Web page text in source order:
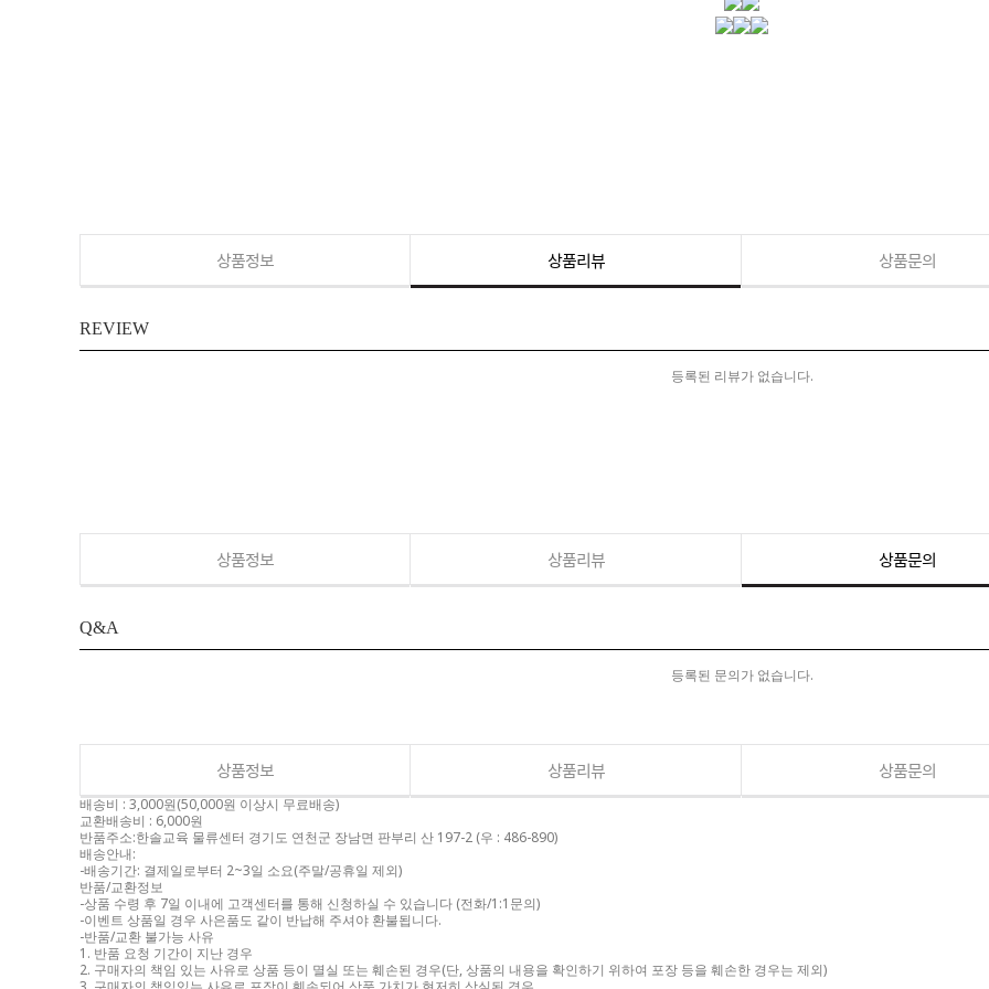
상품정보 상품리뷰 상품문의
REVIEW
등록된 리뷰가 없습니다.
상품정보 상품리뷰 상품문의
Q&A
등록된 문의가 없습니다.
상품정보 상품리뷰 상품문의
배송비 : 3,000원(50,000원 이상시 무료배송)
교환배송비 : 6,000원
반품주소:한솔교육 물류센터 경기도 연천군 장남면 판부리 산 197-2 (우 : 486-890)
배송안내:
-배송기간: 결제일로부터 2~3일 소요(주말/공휴일 제외)
반품/교환정보
-상품 수령 후 7일 이내에 고객센터를 통해 신청하실 수 있습니다 (전화/1:1문의)
-이벤트 상품일 경우 사은품도 같이 반납해 주셔야 환불됩니다.
-반품/교환 불가능 사유
1. 반품 요청 기간이 지난 경우
2. 구매자의 책임 있는 사유로 상품 등이 멸실 또는 훼손된 경우(단, 상품의 내용을 확인하기 위하여 포장 등을 훼손한 경우는 제외)